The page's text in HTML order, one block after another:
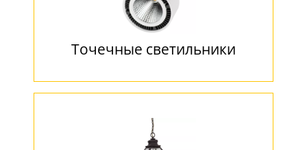
Точечные светильники